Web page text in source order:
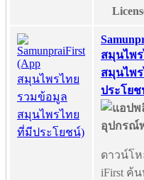
สมุนไพ
สมุนไพ
ประโยช
ดาวน์โห
iFirst ค้